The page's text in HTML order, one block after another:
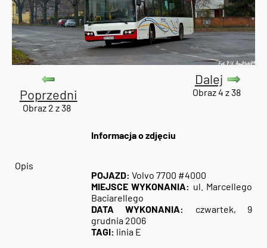
Poprzedni
Obraz 2 z 38
Dalej
Obraz 4 z 38
Informacja o zdjęciu
Opis
POJAZD: Volvo 7700 #4000
MIEJSCE WYKONANIA: ul. Marcellego
Baciarellego
DATA WYKONANIA:
czwartek, 9
grudnia 2006
TAGI: linia E